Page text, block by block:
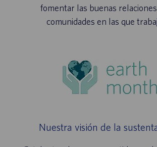
fomentar las buenas
comunidades en las que
Nuestra visión de la